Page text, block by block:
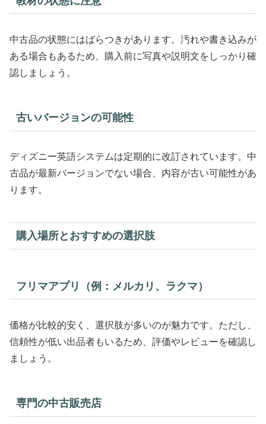
中古品の状態にはばらつきがあります。汚れや書き込みが
ある場合もあるため、購入前に写真や説明文をしっかり確
認しましょう。
古いバージョンの可能性
ディズニー英語システムは定期的に改訂されています。中
古品が最新バージョンでない場合、内容が古い可能性があ
ります。
購入場所とおすすめの選択肢
フリマアプリ（例：メルカリ、ラクマ）
価格が比較的安く、選択肢が多いのが魅力です。ただし、
信頼性が低い出品者もいるため、評価やレビューを確認し
ましょう。
専門の中古販売店